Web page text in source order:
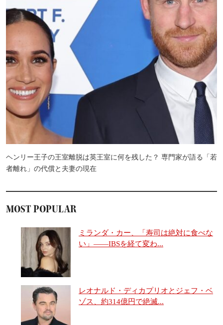
ヘンリー王子の王室離脱は英王室に何を残した？ 専門家が語る「若
者離れ」の代償と夫妻の現在
MOST POPULAR
ミランダ・カー、「寿司は絶対に食べな
い」――IBSを経て変わ...
レオナルド・ディカプリオとジェフ・ベ
ゾス、約314億円で絶滅...